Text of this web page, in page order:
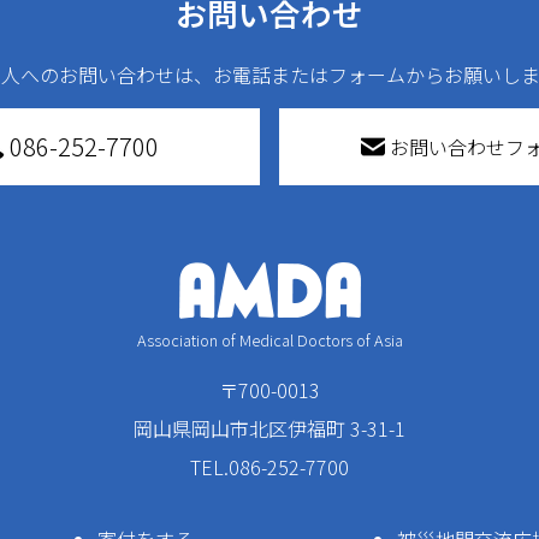
お問い合わせ
へのお問い合わせは、お電話またはフォームからお願いしま
086-252-7700 お問い合わせフ
Association of Medical Doctors of Asia
〒700-0013
岡山県岡山市北区伊福町 3-31-1
TEL.086-252-7700